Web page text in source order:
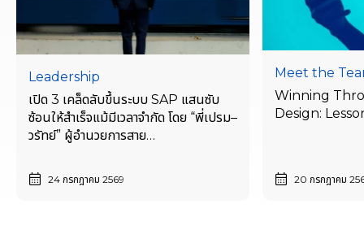
Leadership
เปิด 3 เคล็ดลับขึ้นระบบ SAP แสนซับ
ซ้อนให้สำเร็จแม้มีเวลาจำกัด โดย “พี่เปรม–
วรัทย์” ผู้อำนวยการสาย
24 กรกฎาคม 2569
Meet the
Winning
Design:
20 กรกฎาคม